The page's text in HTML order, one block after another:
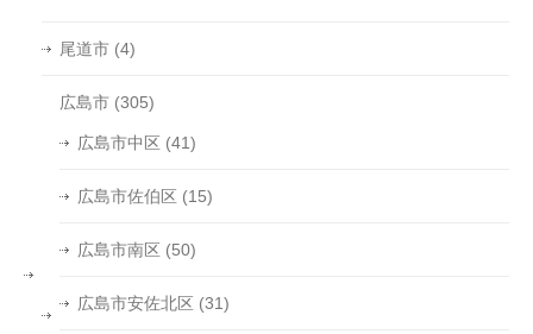
尾道市 (4)
広島市 (305)
広島市中区 (41)
広島市佐伯区 (15)
広島市南区 (50)
広島市安佐北区 (31)